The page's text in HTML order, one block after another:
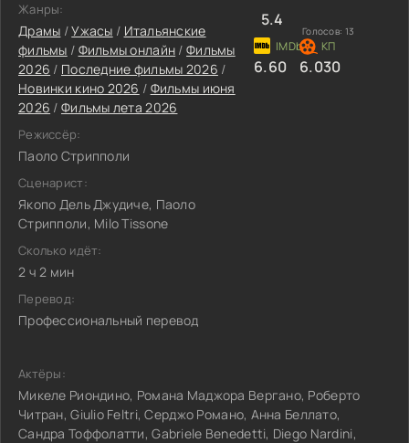
Жанры:
Драмы /Ужасы / Итальянские
фильмы / Фильмы онлайн /Фильмы
2026 / Последние фильмы 2026 /
Новинки кино 2026 / Фильмы июня
2026 / Фильмы лета 2026
Режиссёр:
Паоло Стрипполи
Сценарист:
Якопо Дель Джудиче, Паоло
Стрипполи, Milo Tissone
Сколько идёт:
2 ч 2 мин
Перевод:
Профессиональный перевод
5.4
Голосов: 13
6.60 6.030
Актёры:
Микеле Риондино, Романа Маджора Вергано, Роберто
Читран, Giulio Feltri, Серджо Романо, Анна Беллато,
Сандра Тоффолатти, Gabriele Benedetti, Diego Nardini,